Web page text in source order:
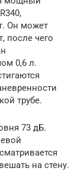
Он может
после чего
0,6 л.
трубе.
73 дБ.
на стену.